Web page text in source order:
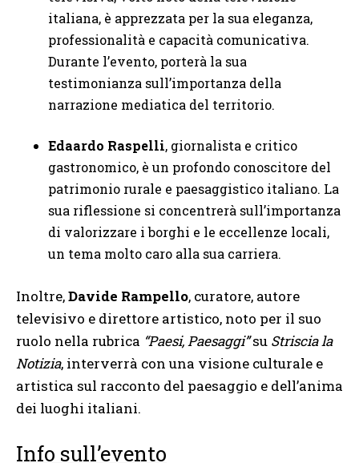
italiana, è apprezzata per la sua eleganza,
professionalità e capacità comunicativa.
Durante l’evento, porterà la sua
testimonianza sull’importanza della
narrazione mediatica del territorio.
Edaardo Raspelli, giornalista e critico
gastronomico, è un profondo conoscitore del
patrimonio rurale e paesaggistico italiano. La
sua riflessione si concentrerà sull’importanza
di valorizzare i borghi e le eccellenze locali,
un tema molto caro alla sua carriera.
Inoltre,Davide Rampello, curatore, autore
televisivo e direttore artistico, noto per il suo
ruolo nella rubrica “Paesi, Paesaggi”su Striscia la
Notizia, interverrà con una visione culturale e
artistica sul racconto del paesaggio e dell’anima
dei luoghi italiani.
Info sull’evento